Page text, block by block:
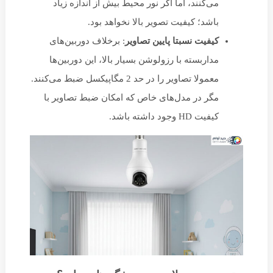
می‌کنند، اما اگر نور محیط بیش از اندازه زیاد
باشد؛ کیفیت تصویر بالا نخواهد بود.
کیفیت نسبتا پایین تصاویر : برخلاف دوربین‌های
مداربسته با رزولوشن بسیار بالا، این دوربین‌ها
معمولا تصاویر را در حد 2 مگاپیکسل ضبط می‌کنند.
مگر در مدل‌های خاص که امکان ضبط تصاویر با
کیفیت HD وجود داشته باشد.